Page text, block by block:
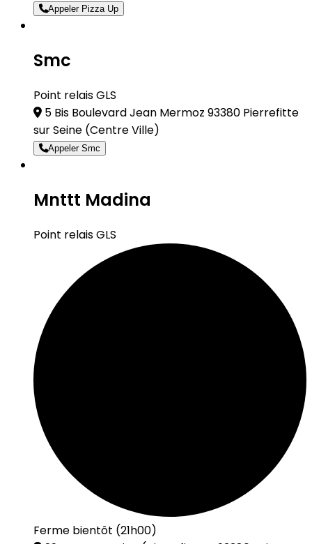
Appeler Pizza Up
Smc
Point relais GLS
5 Bis Boulevard Jean Mermoz 93380 Pierrefitte
sur Seine (Centre Ville)
Appeler Smc
Mnttt Madina
Point relais GLS
Ferme bientôt (21h00)